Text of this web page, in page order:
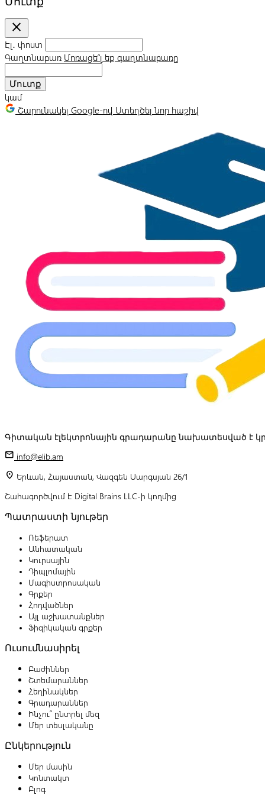
close
Էլ․ փոստ
Գաղտնաբառ Մոռացե՞լ եք գաղտնաբառը
Մուտք
կամ
Շարունակել Google-ով Ստեղծել նոր հաշիվ
Գիտական էլեկտրոնային գրադարանը նախատեսված է
mail info@elib.am
location_on Երևան, Հայաստան, Վազգեն Սարգսյան 26/1
Շահագործվում է Digital Brains LLC-ի կողմից
Պատրաստի նյութեր
Ռեֆերատ
Անհատական
Կուրսային
Դիպլոմային
Մագիստրոսական
Գրքեր
Հոդվածներ
Այլ աշխատանքներ
Ֆիզիկական գրքեր
Ուսումնասիրել
Բաժիններ
Շտեմարաններ
Հեղինակներ
Գրադարաններ
Ինչու՞ ընտրել մեզ
Մեր տեսլականը
Ընկերություն
Մեր մասին
Կոնտակտ
Բլոգ